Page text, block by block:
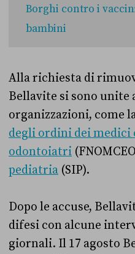
Borghi contro i
bambini
Alla richiesta di
Bellavite si sono unite
organizzazioni, come
degli ordini dei
odontoiatri
pediatria (SIP).
Dopo le accuse,
difesi con alcune
giornali. Il 17 agosto